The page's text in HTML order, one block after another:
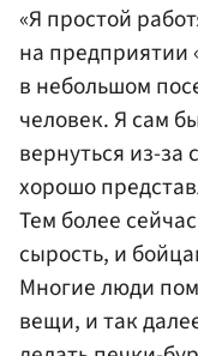
«Я простой
на предприятии
в небольшом
человек. Я сам
вернуться из-за
хорошо
Тем более
сырость, и
Многие люди
вещи, и так